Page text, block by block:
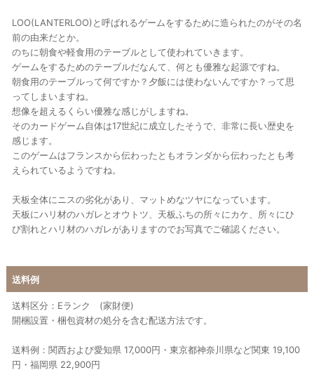
LOO(LANTERLOO)と呼ばれるゲームをするために造られたのがその名
前の由来だとか。
のちに朝食や軽食用のテーブルとして使われていきます。
ゲームをするためのテーブルだなんて、何とも優雅な起源ですね。
朝食用のテーブルって何ですか？夕飯には使わないんですか？って思
ってしまいますね。
想像を超えるくらい優雅な感じがしますね。
そのカードゲーム自体は17世紀に成立したそうで、非常に長い歴史を
感じます。
このゲームはフランスから伝わったともオランダから伝わったとも考
えられているようですね。
天板全体にニスの劣化があり、マットめなツヤになっています。
天板にハリ材のハガレとオウトツ、天板ふちの所々にカケ、所々にひ
び割れとハリ材のハガレがありますのでお写真でご確認ください。
送料例
送料区分：Eランク (家財便)
開梱設置・梱包資材の処分を含む配送方法です。
送料例：関西および愛知県 17,000円・東京都神奈川県など関東 19,100
円・福岡県 22,900円